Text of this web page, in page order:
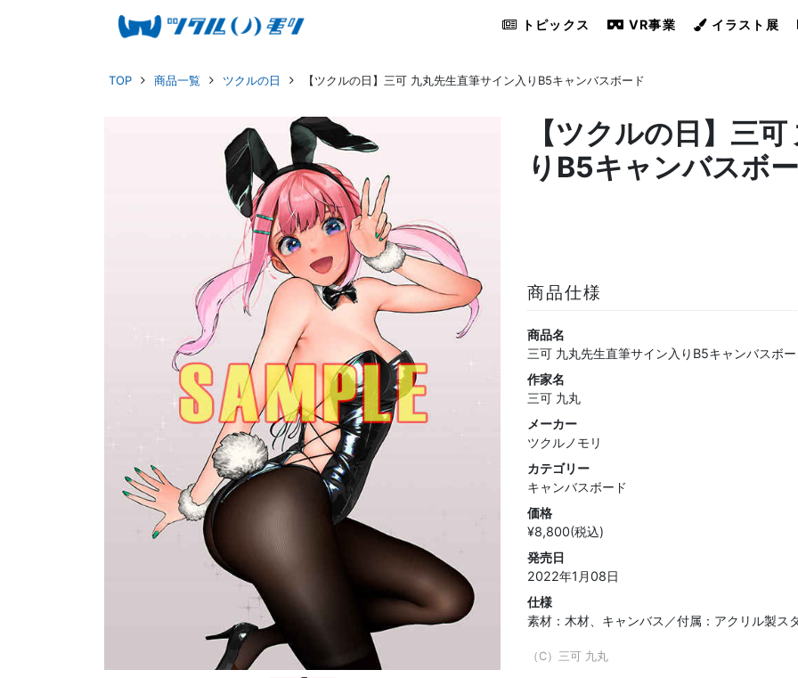
トピックス VR事業 イラスト展
TOP 商品一覧 ツクルの日 【ツクルの日】三可 九丸先生直筆サイン入りB5キャンバスボード
【ツクルの日】三
りB5キャンバスボ
商品仕様
商品名
三可 九丸先生直筆サイン入りB5キャンバスボ
作家名
三可 九丸
メーカー
ツクルノモリ
カテゴリー
キャンバスボード
価格
¥8,800(税込)
発売日
2022年1月08日
仕様
素材：木材、キャンバス／付属：アクリル製ス
（C）三可 九丸